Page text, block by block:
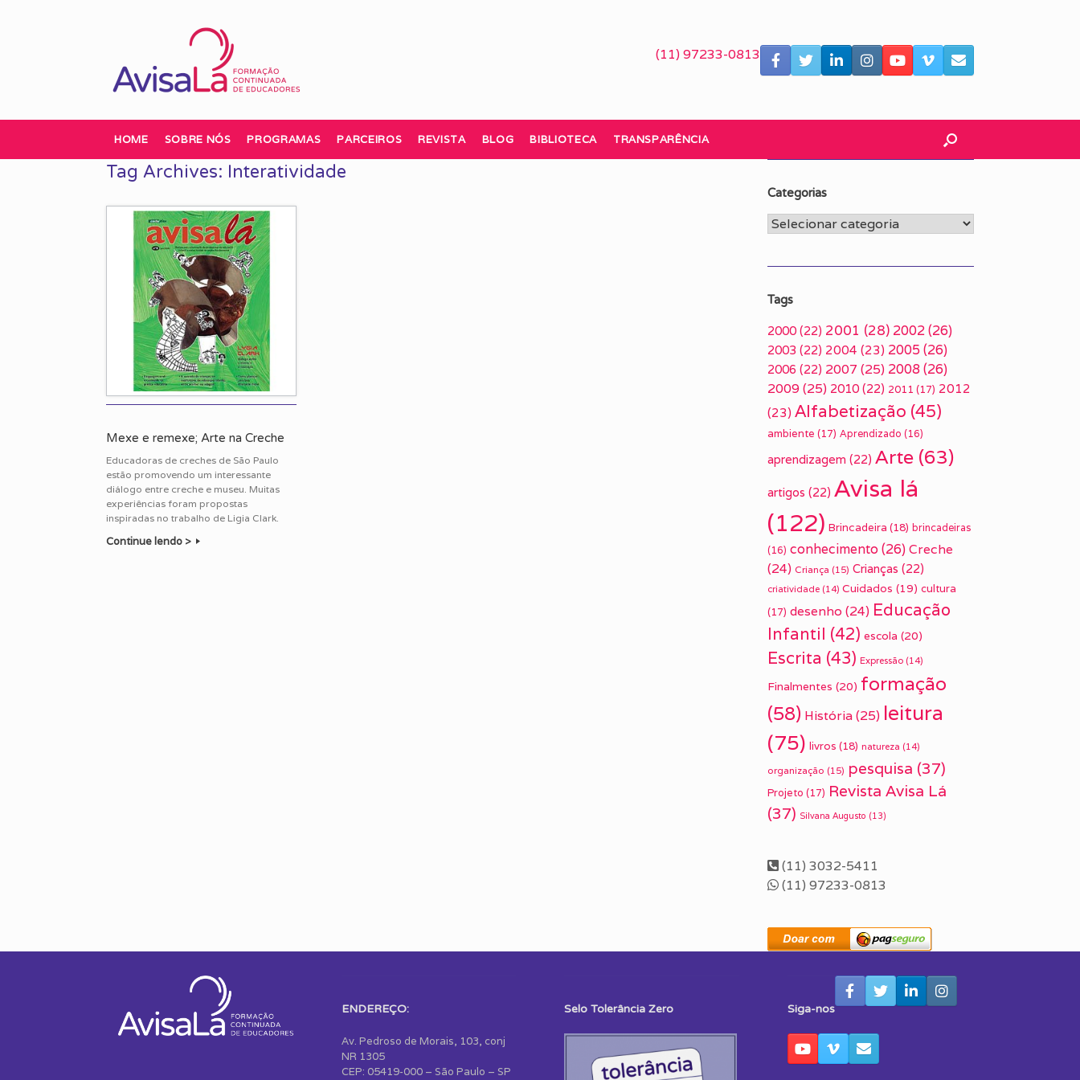
(11) 97233-0813
HOME SOBRE NÓS PROGRAMAS PARCEIROS REVISTA BLOG BIBLIOTECA TRANSPARÊNCIA
Tag Archives: Interatividade
Mexe e remexe; Arte na Creche
Educadoras de creches de São Paulo
estão promovendo um interessante
diálogo entre creche e museu. Muitas
experiências foram propostas
inspiradas no trabalho de Ligia Clark.
Continue lendo >
Categorias
Categorias
Tags
2000 (22) 2001 (28) 2002(26)
2003 (22) 2004 (23) 2005 (26)
2006 (22) 2007 (25) 2008(26)
2009(25) 2010 (22) 2011 (17) 2012
(23) Alfabetização (45)
ambiente (17) Aprendizado (16)
aprendizagem (22) Arte (63)
artigos (22) Avisa lá
(122) Brincadeira (18) brincadeiras
(16) conhecimento(26) Creche
(24) Criança (15) Crianças (22)
criatividade (14) Cuidados (19) cultura
(17) desenho (24) Educação
Infantil (42) escola (20)
Escrita (43) Expressão (14)
Finalmentes (20) formação
(58) História(25) leitura
(75) livros (18) natureza (14)
organização (15) pesquisa (37)
Projeto (17) Revista Avisa Lá
(37) Silvana Augusto (13)
(11) 3032-5411
(11) 97233-0813
ENDEREÇO:
Av. Pedroso de Morais, 103, conj
NR 1305
CEP: 05419-000 – São Paulo – SP
Selo Tolerância Zero Siga-nos